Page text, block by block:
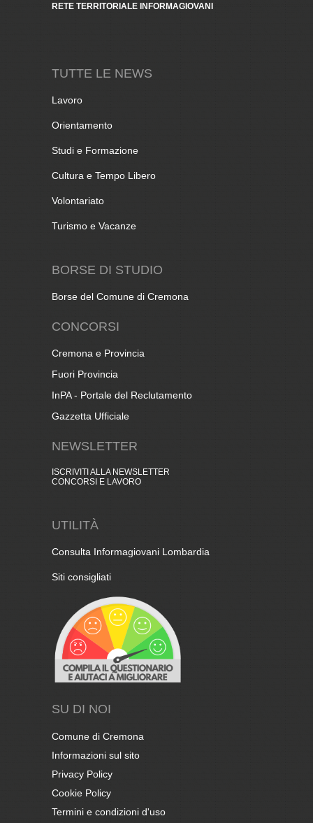
RETE TERRITORIALE INFORMAGIOVANI
TUTTE LE NEWS
Lavoro
Orientamento
Studi e Formazione
Cultura e Tempo Libero
Volontariato
Turismo e Vacanze
BORSE DI STUDIO
Borse del Comune di Cremona
CONCORSI
Cremona e Provincia
Fuori Provincia
InPA - Portale del Reclutamento
Gazzetta Ufficiale
NEWSLETTER
ISCRIVITI ALLA NEWSLETTER
CONCORSI E LAVORO
UTILITÀ
Consulta Informagiovani Lombardia
Siti consigliati
SU DI NOI
Comune di Cremona
Informazioni sul sito
Privacy Policy
Cookie Policy
Termini e condizioni d'uso